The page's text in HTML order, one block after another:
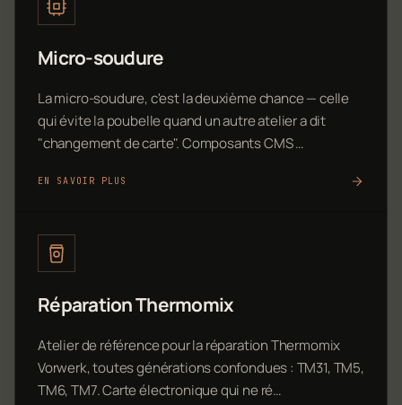
Micro-soudure
La micro-soudure, c'est la deuxième chance — celle
qui évite la poubelle quand un autre atelier a dit
"changement de carte". Composants CMS …
EN SAVOIR PLUS
Réparation Thermomix
Atelier de référence pour la réparation Thermomix
Vorwerk, toutes générations confondues : TM31, TM5,
TM6, TM7. Carte électronique qui ne ré…